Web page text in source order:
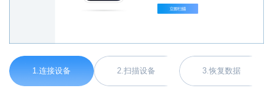
1.连接设备 2.扫描设备 3.恢复数据